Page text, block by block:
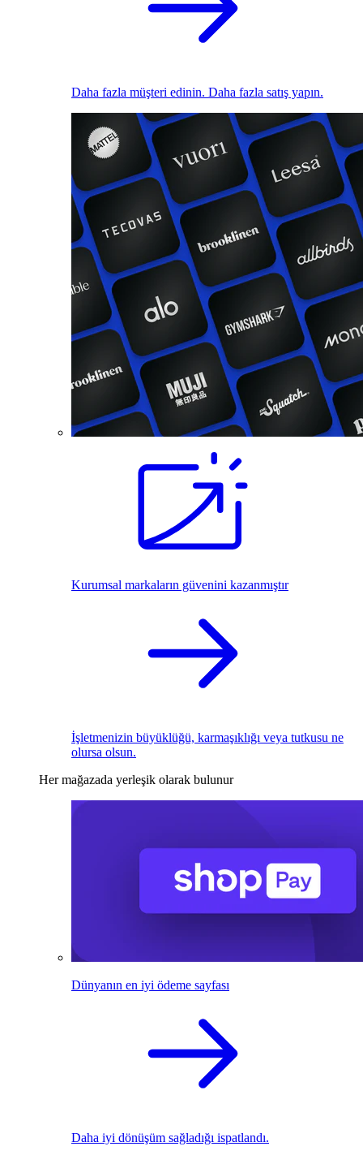
Daha fazla müşteri edinin. Daha fazla satış yapın.
Kurumsal markaların güvenini kazanmıştır
İşletmenizin büyüklüğü, karmaşıklığı veya tutkusu ne
olursa olsun.
Her mağazada yerleşik olarak bulunur
Dünyanın en iyi ödeme sayfası
Daha iyi dönüşüm sağladığı ispatlandı.